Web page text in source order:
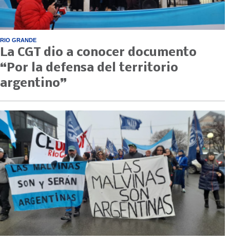
RIO GRANDE
La CGT dio a conocer documento
“Por la defensa del territorio
argentino”